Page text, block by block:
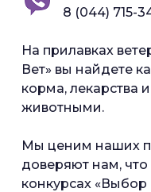
8 (044) 715-
На прилавках
Вет» вы найдете
корма, лекарства
животными.
Мы ценим наших
доверяют нам,
конкурсах